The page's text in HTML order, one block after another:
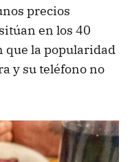
precios
en los 40
que la popularidad
y su teléfono no